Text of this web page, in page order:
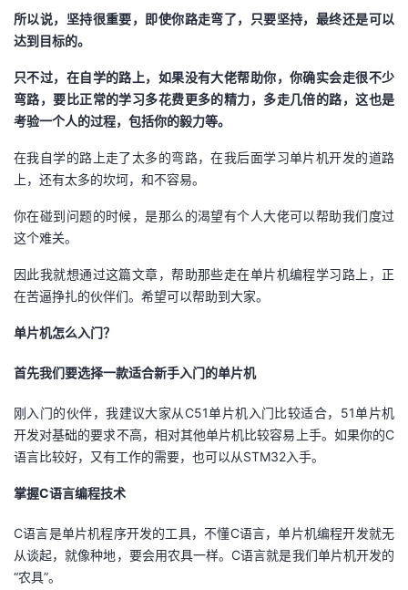
所以说，坚持很重要，即使你路走弯了，只要坚持，最终还是可以
达到目标的。
只不过，在自学的路上，如果没有大佬帮助你，你确实会走很不少
弯路，要比正常的学习多花费更多的精力，多走几倍的路，这也是
考验一个人的过程，包括你的毅力等。
在我自学的路上走了太多的弯路，在我后面学习单片机开发的道路
上，还有太多的坎坷，和不容易。
你在碰到问题的时候，是那么的渴望有个人大佬可以帮助我们度过
这个难关。
因此我就想通过这篇文章，帮助那些走在单片机编程学习路上，正
在苦逼挣扎的伙伴们。希望可以帮助到大家。
单片机怎么入门？
首先我们要选择一款适合新手入门的单片机
刚入门的伙伴，我建议大家从C51单片机入门比较适合，51单片机
开发对基础的要求不高，相对其他单片机比较容易上手。如果你的C
语言比较好，又有工作的需要，也可以从STM32入手。
掌握C语言编程技术
C语言是单片机程序开发的工具，不懂C语言，单片机编程开发就无
从谈起，就像种地，要会用农具一样。C语言就是我们单片机开发的
“农具”。